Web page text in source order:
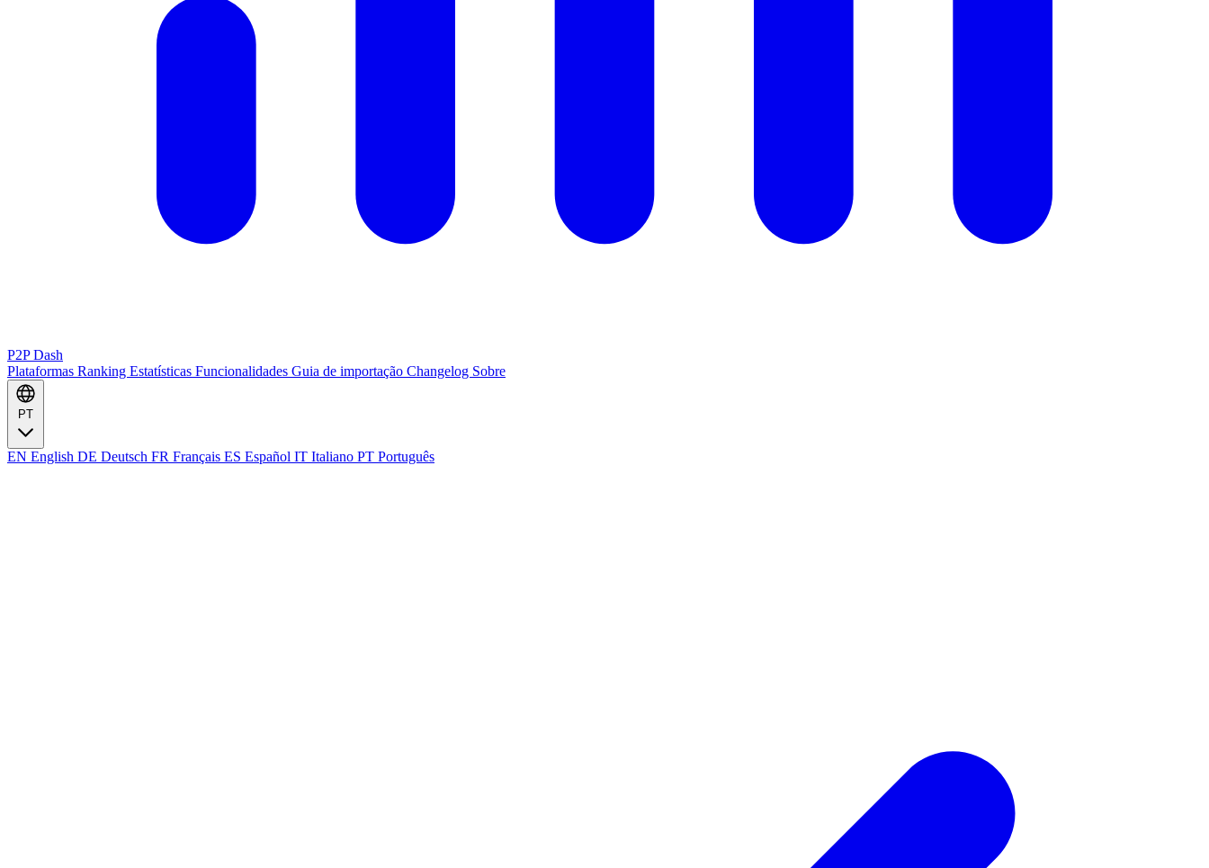
P2P Dash
Plataformas Ranking Estatísticas Funcionalidades Guia de importação Changelog Sobre
PT
EN English DE Deutsch FR Français ES Español IT Italiano PT Português